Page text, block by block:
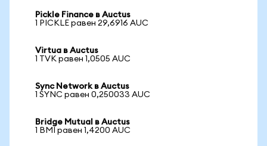
Pickle Finance в Auctus
1 PICKLE равен 29,6916 AUC
Virtua в Auctus
1 TVK равен 1,0505 AUC
Sync Network в Auctus
1 SYNC равен 0,250033 AUC
Bridge Mutual в Auctus
1 BMI равен 1,4200 AUC